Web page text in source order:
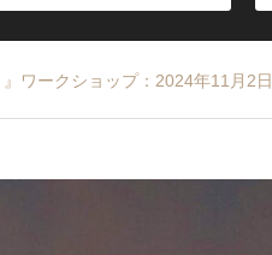
ワークショップ：2024年11月2日